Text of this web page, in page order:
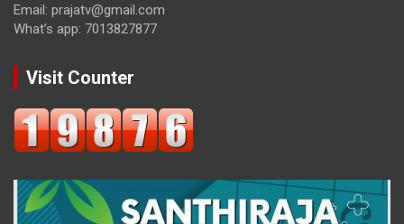
Email: prajatv@gmail.com
What’s app: 7013827877
Visit Counter